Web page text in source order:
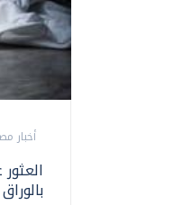
أخبار
بالوراق